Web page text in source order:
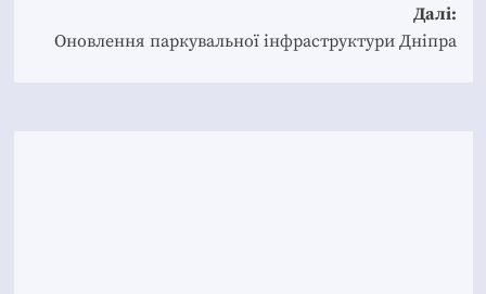
Далі:
Оновлення паркувальної інфраструктури Дніпра